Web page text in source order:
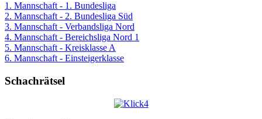
1. Mannschaft - 1. Bundesliga
2. Mannschaft - 2. Bundesliga Süd
3. Mannschaft - Verbandsliga Nord
4. Mannschaft - Bereichsliga Nord 1
5. Mannschaft - Kreisklasse A
6. Mannschaft - Einsteigerklasse
Schachrätsel